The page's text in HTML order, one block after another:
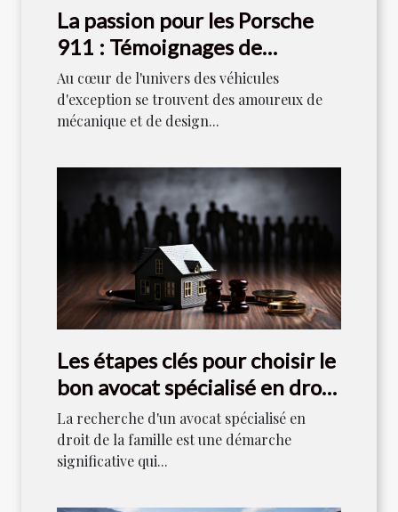
La passion pour les Porsche
911 : Témoignages de
collectionneurs
Au cœur de l'univers des véhicules
d'exception se trouvent des amoureux de
mécanique et de design...
Les étapes clés pour choisir le
bon avocat spécialisé en droit
de la famille
La recherche d'un avocat spécialisé en
droit de la famille est une démarche
significative qui...